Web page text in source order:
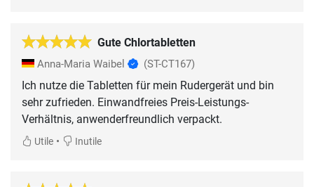
Gute Chlortabletten
Anna-Maria Waibel (ST-CT167)
Ich nutze die Tabletten für mein Rudergerät und bin
sehr zufrieden. Einwandfreies Preis-Leistungs-
Verhältnis, anwenderfreundlich verpackt.
Utile • Inutile